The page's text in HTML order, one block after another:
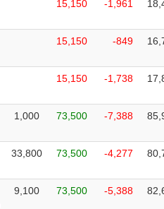
15,150 -1,961
15,150 -849
15,150 -1,738
1,000 73,500 -7,388
33,800 73,500 -4,277
9,100 73,500 -5,388
Chứng chỉ quỹ Chứng